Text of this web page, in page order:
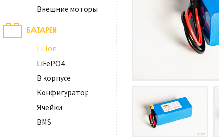
Внешние моторы
БАТАРЕИ
Li-Ion
LiFePO4
В корпусе
Конфигуратор
Ячейки
BMS